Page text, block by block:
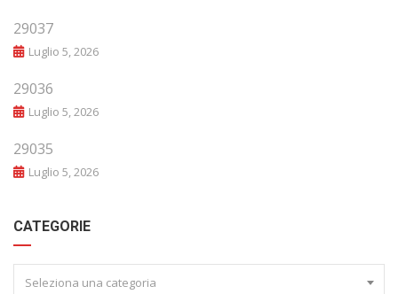
29037
Luglio 5, 2026
29036
Luglio 5, 2026
29035
Luglio 5, 2026
CATEGORIE
Seleziona una categoria